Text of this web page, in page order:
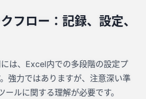
フロー：記録、設定、
は、Excel内での多段階の設定プ
強力ではありますが、注意深い準
ルに関する理解が必要です。